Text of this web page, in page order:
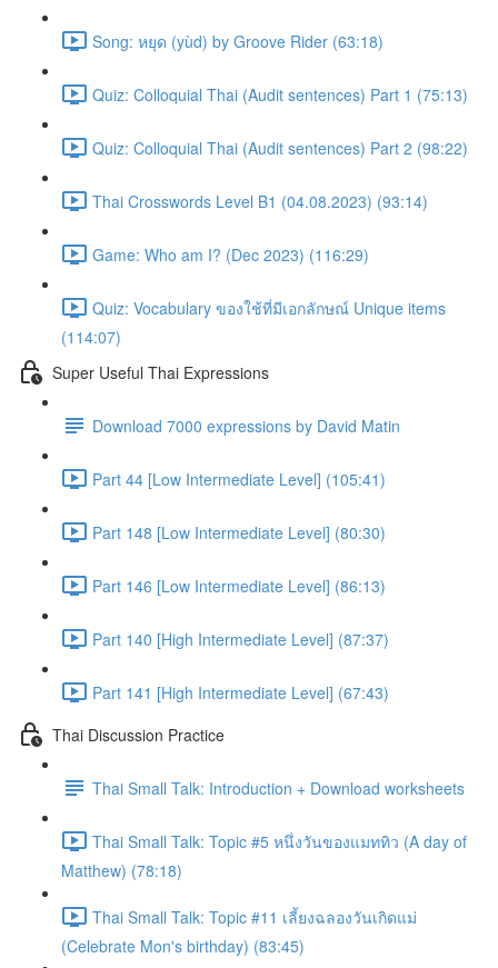
Song: หยุด (yùd) by Groove Rider (63:18)
Quiz: Colloquial Thai (Audit sentences) Part 1 (75:13)
Quiz: Colloquial Thai (Audit sentences) Part 2 (98:22)
Thai Crosswords Level B1 (04.08.2023) (93:14)
Game: Who am I? (Dec 2023) (116:29)
Quiz: Vocabulary ของใช้ที่มีเอกลักษณ์ Unique items
(114:07)
Super Useful Thai Expressions
Download 7000 expressions by David Matin
Part 44 [Low Intermediate Level] (105:41)
Part 148 [Low Intermediate Level] (80:30)
Part 146 [Low Intermediate Level] (86:13)
Part 140 [High Intermediate Level] (87:37)
Part 141 [High Intermediate Level] (67:43)
Thai Discussion Practice
Thai Small Talk: Introduction + Download worksheets
Thai Small Talk: Topic #5 หนึ่งวันของแมททิว (A day of
Matthew) (78:18)
Thai Small Talk: Topic #11 เลี้ยงฉลองวันเกิดแม่
(Celebrate Mon's birthday) (83:45)